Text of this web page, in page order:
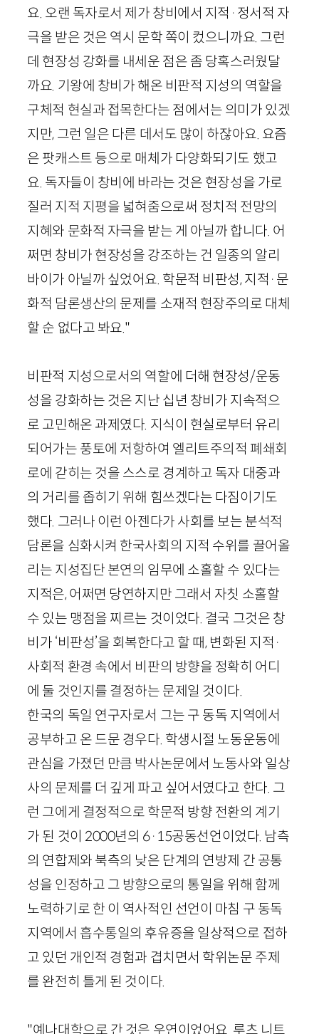
요. 오랜 독자로서 제가 창비에서 지적 · 정서적 자
극을 받은 것은 역시 문학 쪽이 컸으니까요. 그런
데 현장성 강화를 내세운 점은 좀 당혹스러웠달
까요. 기왕에 창비가 해온 비판적 지성의 역할을
구체적 현실과 접목한다는 점에서는 의미가 있겠
지만, 그런 일은 다른 데서도 많이 하잖아요. 요즘
은 팟캐스트 등으로 매체가 다양화되기도 했고
요. 독자들이 창비에 바라는 것은 현장성을 가로
질러 지적 지평을 넓혀줌으로써 정치적 전망의
지혜와 문화적 자극을 받는 게 아닐까 합니다. 어
쩌면 창비가 현장성을 강조하는 건 일종의 알리
바이가 아닐까 싶었어요. 학문적 비판성, 지적 · 문
화적 담론생산의 문제를 소재적 현장주의로 대체
할 순 없다고 봐요."
비판적 지성으로서의 역할에 더해 현장성/운동
성을 강화하는 것은 지난 십년 창비가 지속적으
로 고민해온 과제였다. 지식이 현실로부터 유리
되어가는 풍토에 저항하여 엘리트주의적 폐쇄회
로에 갇히는 것을 스스로 경계하고 독자 대중과
의 거리를 좁히기 위해 힘쓰겠다는 다짐이기도
했다. 그러나 이런 아젠다가 사회를 보는 분석적
담론을 심화시켜 한국사회의 지적 수위를 끌어올
리는 지성집단 본연의 임무에 소홀할 수 있다는
지적은, 어쩌면 당연하지만 그래서 자칫 소홀할
수 있는 맹점을 찌르는 것이었다. 결국 그것은 창
비가 ‘비판성’을 회복한다고 할 때, 변화된 지적 ·
사회적 환경 속에서 비판의 방향을 정확히 어디
에 둘 것인지를 결정하는 문제일 것이다.
한국의 독일 연구자로서 그는 구 동독 지역에서
공부하고 온 드문 경우다. 학생시절 노동운동에
관심을 가졌던 만큼 박사논문에서 노동사와 일상
사의 문제를 더 깊게 파고 싶어서였다고 한다. 그
런 그에게 결정적으로 학문적 방향 전환의 계기
가 된 것이 2000년의 6· 15공동선언이었다. 남측
의 연합제와 북측의 낮은 단계의 연방제 간 공통
성을 인정하고 그 방향으로의 통일을 위해 함께
노력하기로 한 이 역사적인 선언이 마침 구 동독
지역에서 흡수통일의 후유증을 일상적으로 접하
고 있던 개인적 경험과 겹치면서 학위논문 주제
를 완전히 틀게 된 것이다.
"예나대학으로 간 것은 우연이었어요. 루츠 니트